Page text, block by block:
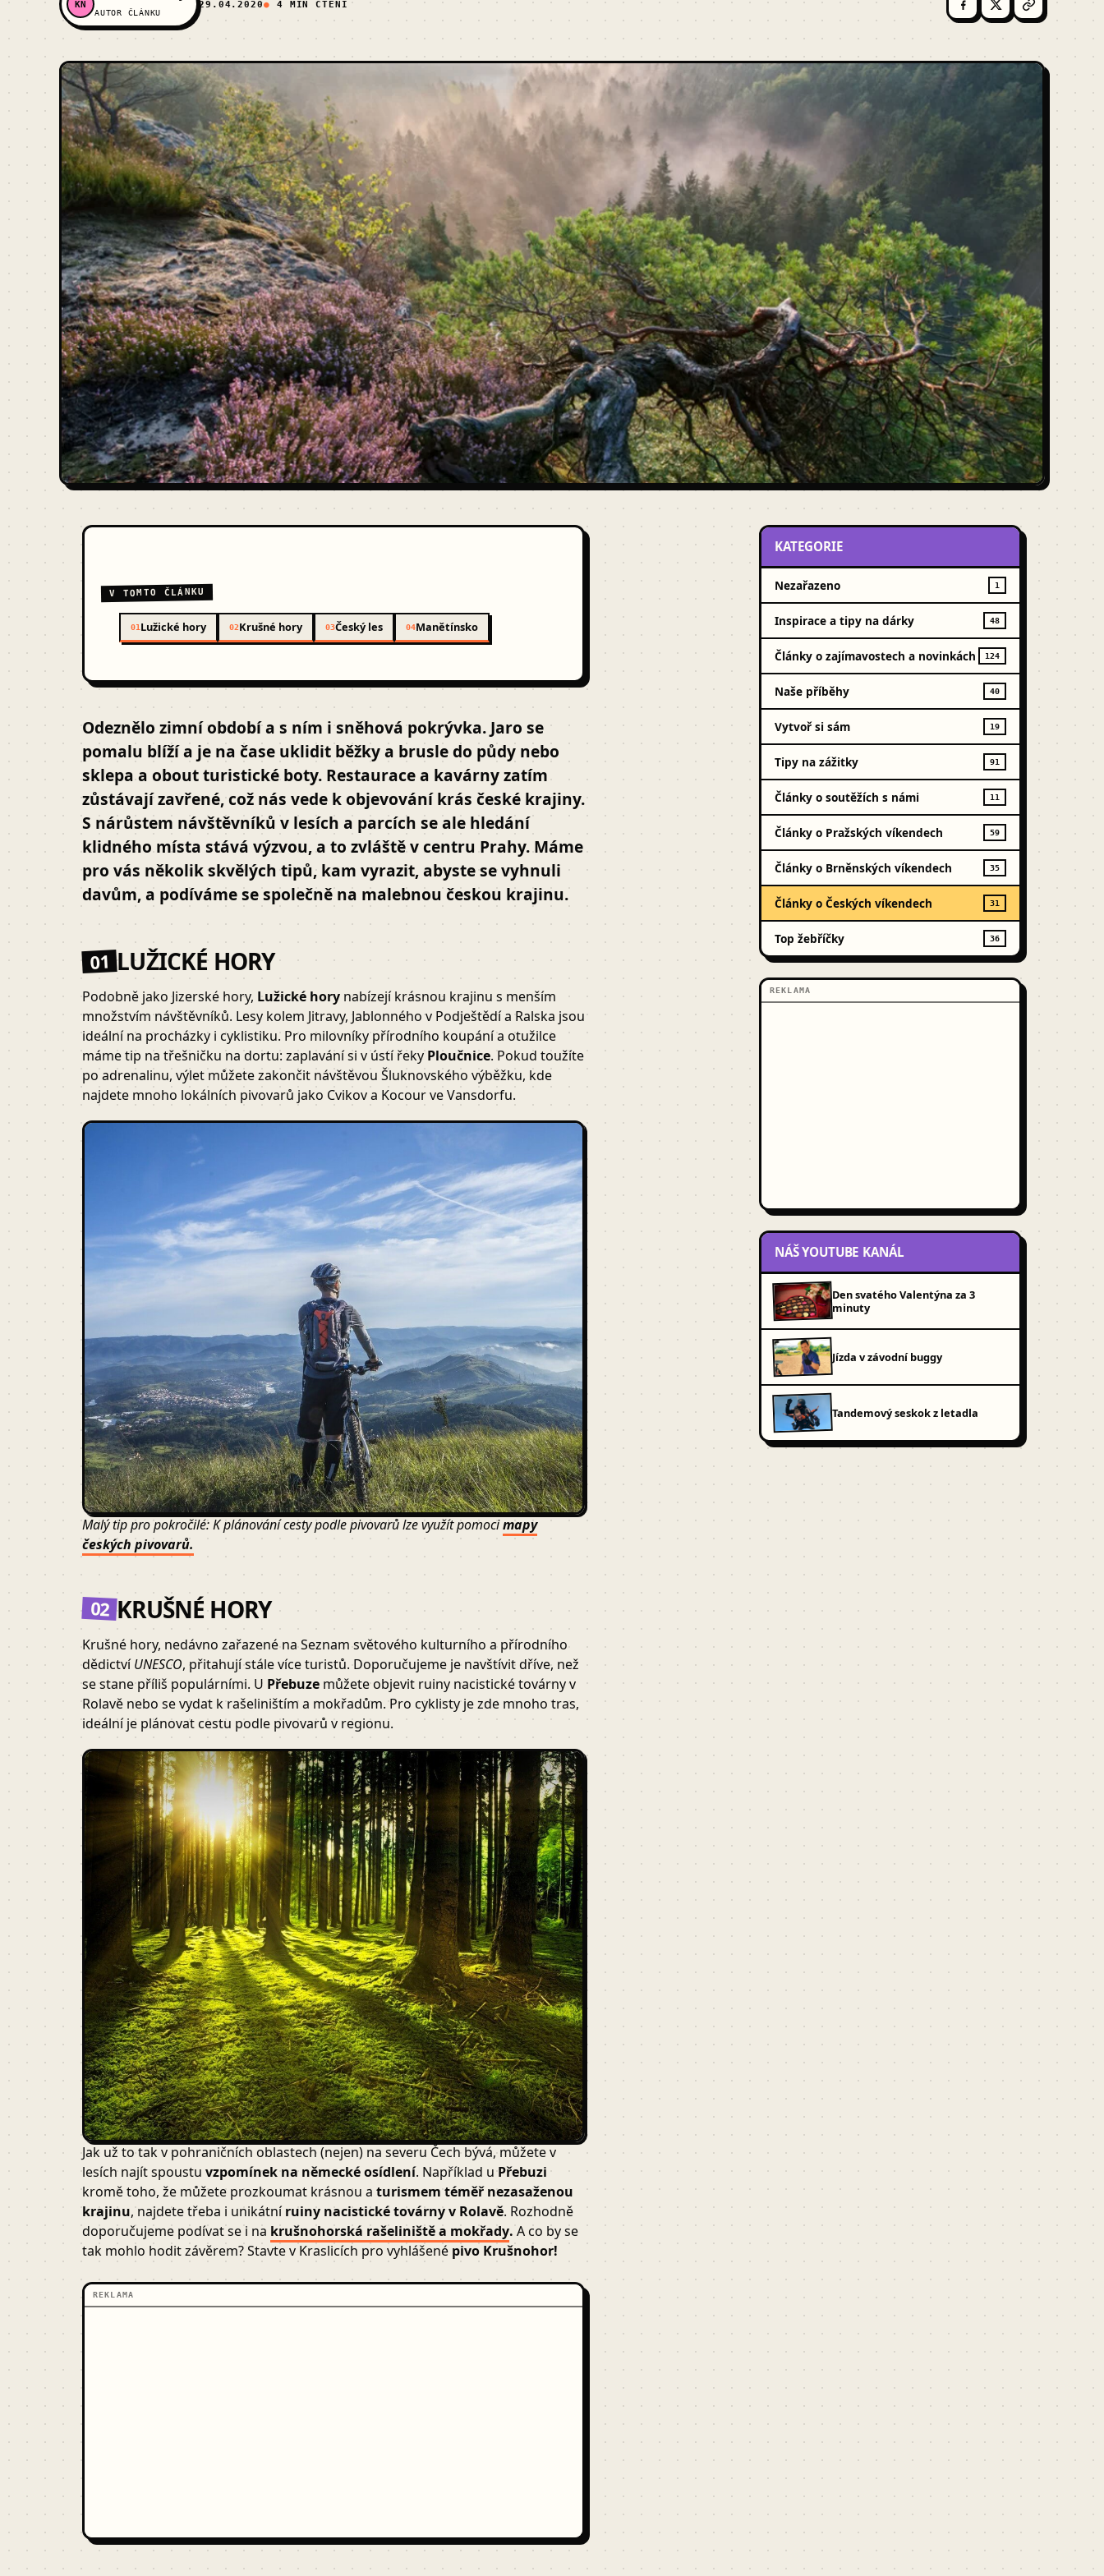
KN
AUTOR ČLÁNKU
29.04.2020 4 MIN ČTENÍ
V TOMTO ČLÁNKU
01Lužické hory 02Krušné hory 03Český les 04Manětínsko
Odeznělo zimní období a s ním i sněhová pokrývka. Jaro se
pomalu blíží a je na čase uklidit běžky a brusle do půdy nebo
sklepa a obout turistické boty. Restaurace a kavárny zatím
zůstávají zavřené, což nás vede k objevování krás české krajiny.
S nárůstem návštěvníků v lesích a parcích se ale hledání
klidného místa stává výzvou, a to zvláště v centru Prahy. Máme
pro vás několik skvělých tipů, kam vyrazit, abyste se vyhnuli
davům, a podíváme se společně na malebnou českou krajinu.
01 LUŽICKÉ HORY
Podobně jako Jizerské hory, Lužické hory nabízejí krásnou krajinu s menším
množstvím návštěvníků. Lesy kolem Jitravy, Jablonného v Podještědí a Ralska jsou
ideální na procházky i cyklistiku. Pro milovníky přírodního koupání a otužilce
máme tip na třešničku na dortu: zaplavání si v ústí řekyPloučnice. Pokud toužíte
po adrenalinu, výlet můžete zakončit návštěvou Šluknovského výběžku, kde
najdete mnoho lokálních pivovarů jako Cvikov a Kocour ve Vansdorfu.
Malý tip pro pokročilé: K plánování cesty podle pivovarů lze využít pomocimapy
českých pivovarů.
02 KRUŠNÉ HORY
Krušné hory, nedávno zařazené na Seznam světového kulturního a přírodního
dědictvíUNESCO, přitahují stále více turistů. Doporučujeme je navštívit dříve, než
se stane příliš populárními. U Přebuze můžete objevit ruiny nacistické továrny v
Rolavě nebo se vydat k rašeliništím a mokřadům. Pro cyklisty je zde mnoho tras,
ideální je plánovat cestu podle pivovarů v regionu.
Jak už to tak v pohraničních oblastech (nejen) na severu Čech bývá, můžete v
lesích najít spoustu vzpomínek na německé osídlení. Například uPřebuzi
kromě toho, že můžete prozkoumat krásnou a turismem téměř nezasaženou
krajinu, najdete třeba i unikátníruiny nacistické továrny v Rolavě. Rozhodně
doporučujeme podívat se i na krušnohorská rašeliniště a mokřady.A co by se
tak mohlo hodit závěrem? Stavte v Kraslicích pro vyhlášené pivo Krušnohor!
REKLAMA
KATEGORIE
Nezařazeno 1
Inspirace a tipy na dárky 48
Články o zajímavostech a novinkách 124
Naše příběhy 40
Vytvoř si sám 19
Tipy na zážitky 91
Články o soutěžích s námi 11
Články o Pražských víkendech 59
Články o Brněnských víkendech 35
Články o Českých víkendech 31
Top žebříčky 36
REKLAMA
NÁŠ YOUTUBE KANÁL
Den svatého Valentýna za 3
minuty
Jízda v závodní buggy
Tandemový seskok z letadla